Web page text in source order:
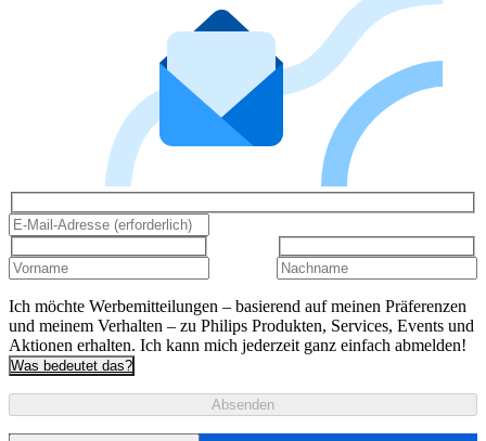
Ich möchte Werbemitteilungen – basierend auf meinen Präferenzen
und meinem Verhalten – zu Philips Produkten, Services, Events und
Aktionen erhalten. Ich kann mich jederzeit ganz einfach abmelden!
Was bedeutet das?
Absenden